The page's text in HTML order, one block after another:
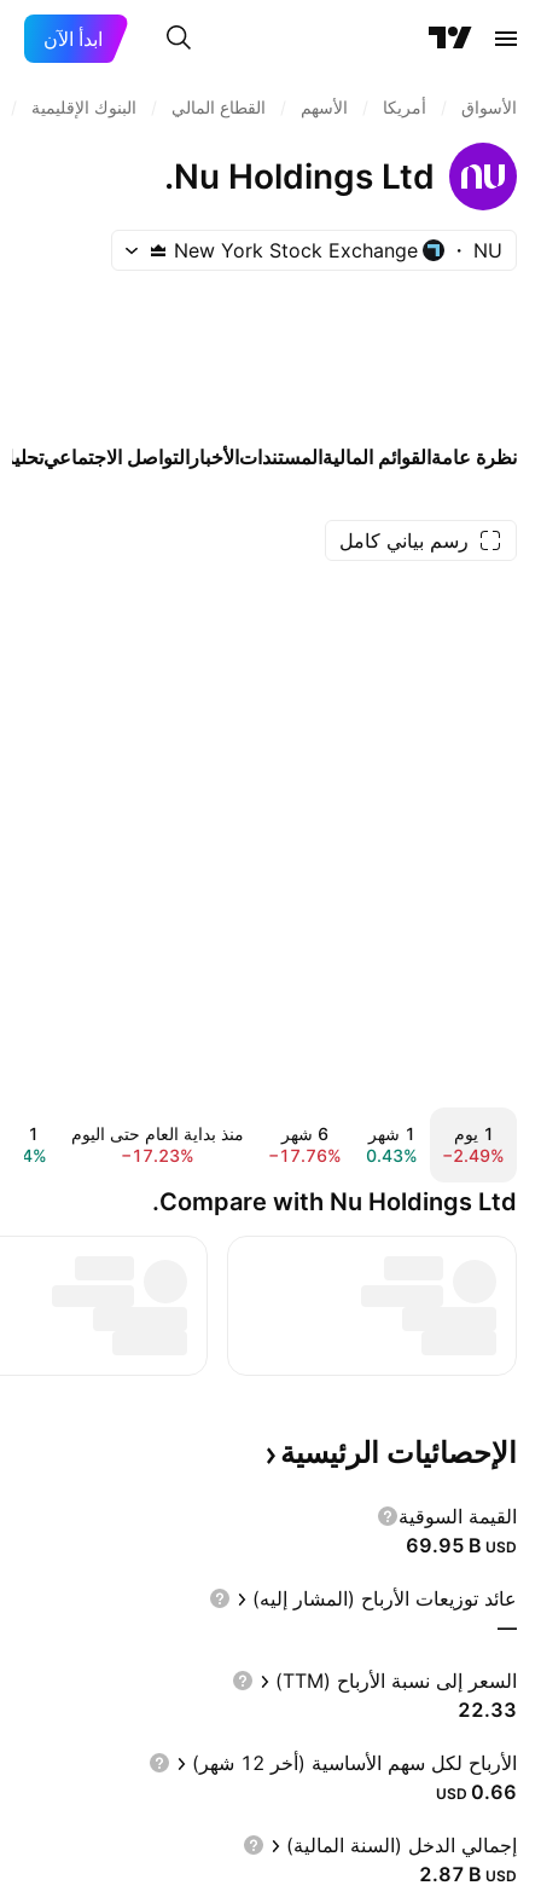
ابدأ الآن
الأسواق أمريكا الأسهم القطاع المالي البنوك الإقليمية
Nu Holdings Ltd.
NU
New York Stock Exchange
نظرة عامةالقوائم الماليةالمستنداتالأخبار التواصل الاجتماعي
رسم بياني كامل
‎‎1‎ يوم
−2.49%
‎1‎ شهر
0.43%
‎6‎ شهر
−17.76%
منذ بداية العام حتى اليوم
−17.23%
‎1‎ سنة
Compare with Nu Holdings Ltd.
الإحصائيات الرئيسية
القيمة السوقية
‪69.95 B‬ USD
عائد توزيعات الأرباح (المشار إليه)
—
السعر إلى نسبة الأرباح (TTM)
22.33
الأرباح لكل سهم الأساسية (أخر 12 شهر)
0.66
USD
إجمالي الدخل (السنة المالية)
‪2.87 B‬ USD